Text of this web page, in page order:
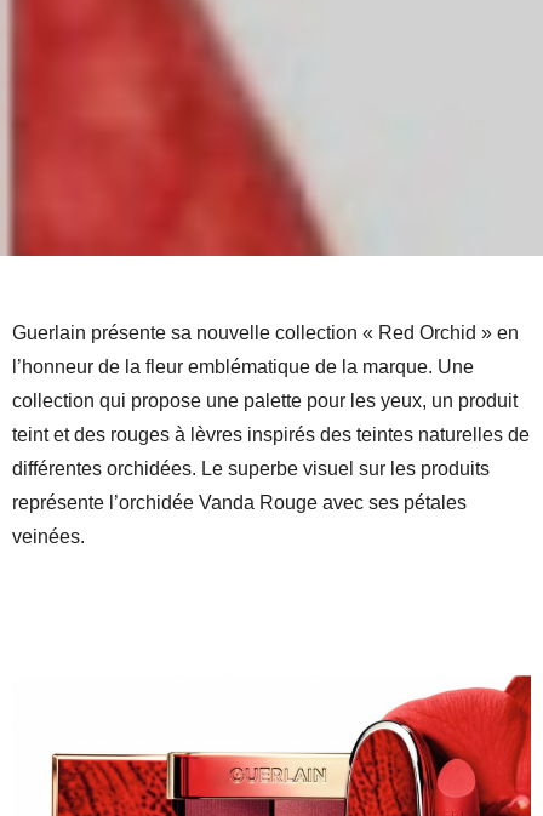
Guerlain présente sa nouvelle collection « Red Orchid » en
l’honneur de la fleur emblématique de la marque. Une
collection qui propose une palette pour les yeux, un produit
teint et des rouges à lèvres inspirés des teintes naturelles de
différentes orchidées. Le superbe visuel sur les produits
représente l’orchidée Vanda Rouge avec ses pétales
veinées.